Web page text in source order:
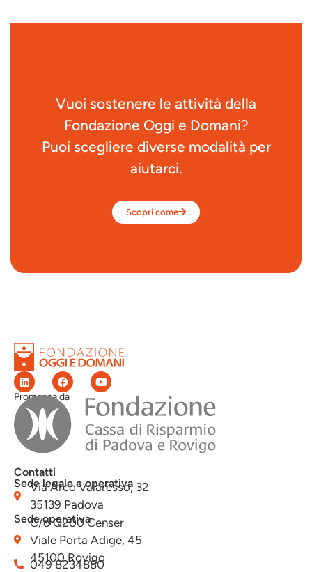
Vuoi sostenere le attività della
Fondazione Oggi e Domani?
Puoi scegliere diverse modalità per
aiutarci.
Scopri come
Promossa da
Contatti
Sede legale e operativa
Via Arco Valaresso, 32
35139 Padova
Sede operativa
C/o Q200 Censer
Viale Porta Adige, 45
45100 Rovigo
049 8234880